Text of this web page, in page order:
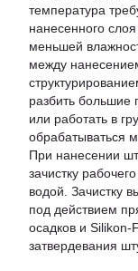
температура
нанесенного
меньшей
между
разбить большие
или работать в
обрабатываться
При нанесении
зачистку
водой. Зачистку
под действием
осадков и
затвердевания